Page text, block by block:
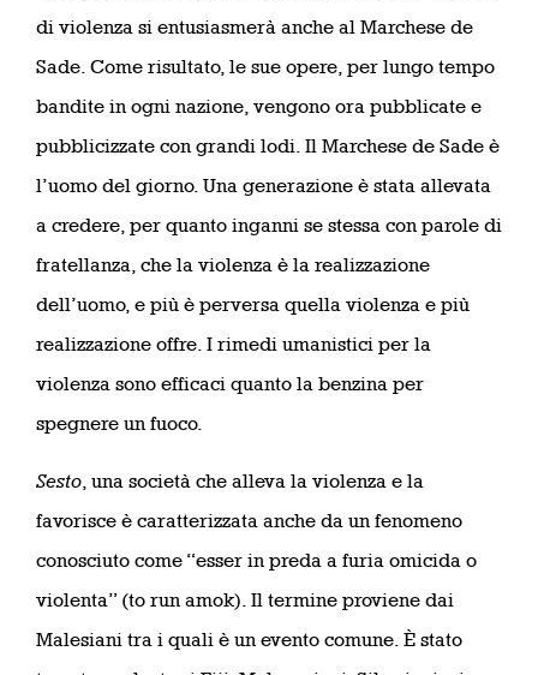
di violenza si entusiasmerà anche al Marchese de
Sade. Come risultato, le sue opere, per lungo tempo
bandite in ogni nazione, vengono ora pubblicate e
pubblicizzate con grandi lodi. Il Marchese de Sade è
l’uomo del giorno. Una generazione è stata allevata
a credere, per quanto inganni se stessa con parole di
fratellanza, che la violenza è la realizzazione
dell’uomo, e più è perversa quella violenza e più
realizzazione offre. I rimedi umanistici per la
violenza sono efficaci quanto la benzina per
spegnere un fuoco.
Sesto , una società che alleva la violenza e la
favorisce è caratterizzata anche da un fenomeno
conosciuto come “esser in preda a furia omicida o
violenta” (to run amok). Il termine proviene dai
Malesiani tra i quali è un evento comune. È stato